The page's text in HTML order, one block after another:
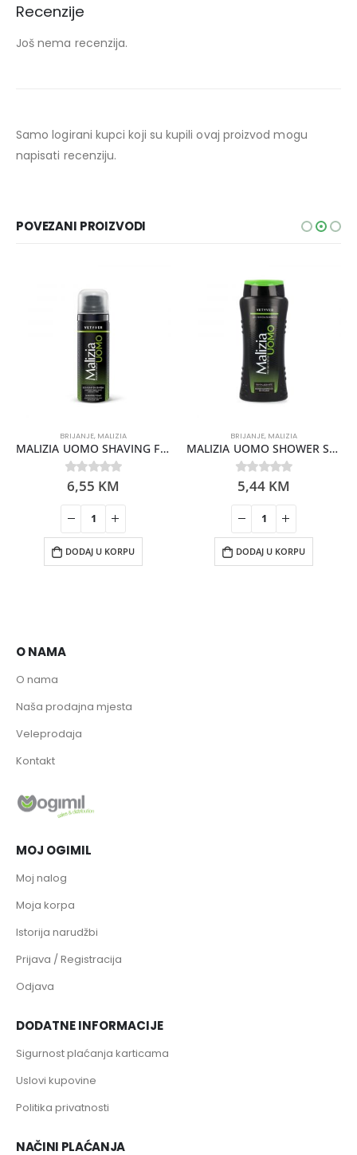
Recenzije
Još nema recenzija.
Samo logirani kupci koji su kupili ovaj proizvod mogu
napisati recenziju.
POVEZANI PROIZVODI
BRIJANJE, MALIZIA
MALIZIA UOMO SHAVING FOAM VETYVER 300ML
0out of 5
6,55 KM
DODAJ U KORPU
BRIJANJE, MALIZIA
MALIZIA UOMO SHOWER SHAMP. VETYVER 250ML
0out of 5
5,44 KM
DODAJ U KORPU
O NAMA
O nama
Naša prodajna mjesta
Veleprodaja
Kontakt
MOJ OGIMIL
Moj nalog
Moja korpa
Istorija narudžbi
Prijava / Registracija
Odjava
DODATNE INFORMACIJE
Sigurnost plaćanja karticama
Uslovi kupovine
Politika privatnosti
NAČINI PLAĆANJA